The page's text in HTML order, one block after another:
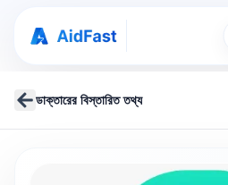
ডাক্তারের বিস্তারিত তথ্য